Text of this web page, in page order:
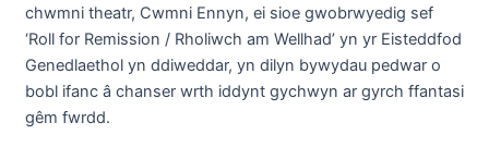
chwmni theatr, Cwmni Ennyn, ei sioe gwobrwyedig sef
‘Roll for Remission / Rholiwch am Wellhad’ yn yr Eisteddfod
Genedlaethol yn ddiweddar, yn dilyn bywydau pedwar o
bobl ifanc â chanser wrth iddynt gychwyn ar gyrch ffantasi
gêm fwrdd.